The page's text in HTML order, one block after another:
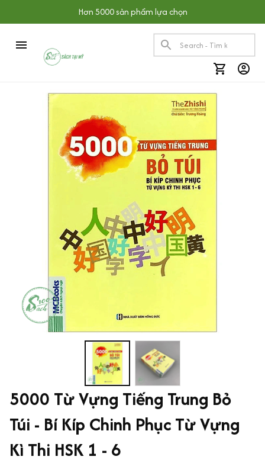
Hơn 5000 sản phẩm lựa chọn
5000 Từ Vựng Tiếng Trung Bỏ
Túi - Bí Kíp Chinh Phục Từ Vựng
Kì Thi HSK 1 - 6